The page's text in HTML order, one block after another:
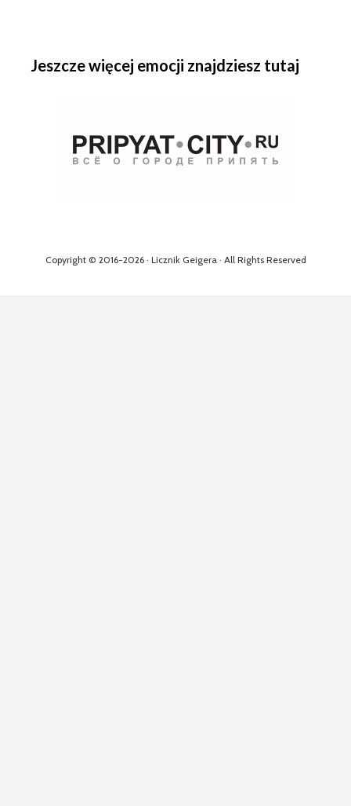
Jeszcze więcej emocji znajdziesz tutaj
Copyright © 2016-2026 · Licznik Geigera · All Rights Reserved